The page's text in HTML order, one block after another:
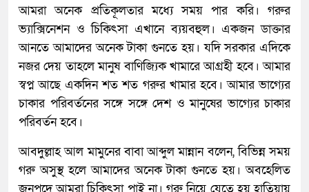
আমরা অনেক প্রতিকূলতার মধ্যে সময় পার করি। গরুর
ভ্যাক্সিনেশন ও চিকিৎসা এখানে ব্যয়বহুল। একজন ডাক্তার
আনতে আমাদের অনেক টাকা গুনতে হয়। যদি সরকার এদিকে
নজর দেয় তাহলে মানুষ বাণিজ্যিক খামারে আগ্রহী হবে। আমার
স্বপ্ন আছে একদিন শত শত গরুর খামার হবে। আমার ভাগ্যের
চাকার পরিবর্তনের সঙ্গে সঙ্গে দেশ ও মানুষের ভাগ্যের চাকার
পরিবর্তন হবে।
আবদুল্লাহ আল মামুনের বাবা আব্দুল মান্নান বলেন, বিভিন্ন সময়
গরু অসুস্থ হলে আমাদের অনেক টাকা গুনতে হয়। অবহেলিত
জনপদে আমরা চিকিৎসা পাই না। গরু নিয়ে যেতে হয় হাতিয়ায়